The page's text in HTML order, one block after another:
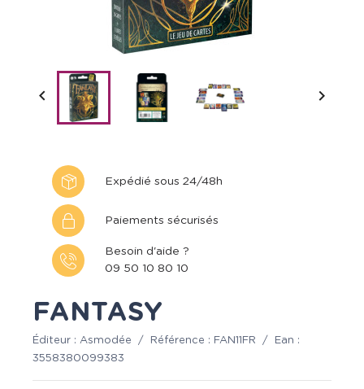
 
Expédié sous 24/48h
Paiements sécurisés
Besoin d'aide ?
09 50 10 80 10
FANTASY
Éditeur : Asmodée / Référence : FAN11FR /
Ean :
3558380099383